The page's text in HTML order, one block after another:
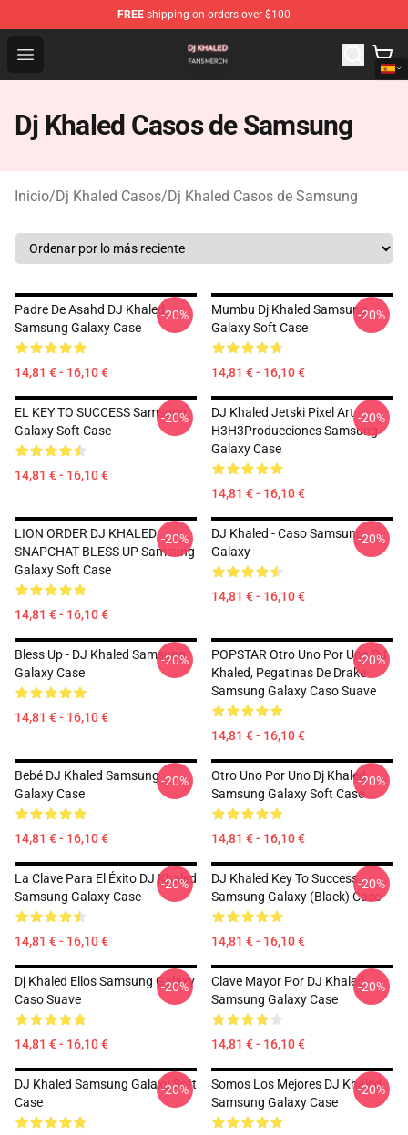
FREE shipping on orders over $100
Open menu
Dj Khaled Shop - Official Dj Khaled Merchandise Store
Dj Khaled Casos de Samsung
Inicio/Dj Khaled Casos/Dj Khaled Casos de Samsung
Padre De Asahd DJ Khaled
Samsung Galaxy Case
14,81 € - 16,10 €
-20%
Mumbu Dj Khaled Samsung
Galaxy Soft Case
14,81 € - 16,10 €
-20%
EL KEY TO SUCCESS Samsung
Galaxy Soft Case
14,81 € - 16,10 €
-20%
DJ Khaled Jetski Pixel Art
H3H3Producciones Samsung
Galaxy Case
14,81 € - 16,10 €
-20%
LION ORDER DJ KHALED
SNAPCHAT BLESS UP Samsung
Galaxy Soft Case
14,81 € - 16,10 €
-20%
DJ Khaled - Caso Samsung
Galaxy
14,81 € - 16,10 €
-20%
Bless Up - DJ Khaled Samsung
Galaxy Case
14,81 € - 16,10 €
-20%
POPSTAR Otro Uno Por Uno DJ
Khaled, Pegatinas De Drake
Samsung Galaxy Caso Suave
14,81 € - 16,10 €
-20%
Bebé DJ Khaled Samsung
Galaxy Case
14,81 € - 16,10 €
-20%
Otro Uno Por Uno Dj Khaled
Samsung Galaxy Soft Case
14,81 € - 16,10 €
-20%
La Clave Para El Éxito DJ Khaled
Samsung Galaxy Case
14,81 € - 16,10 €
-20%
DJ Khaled Key To Success
Samsung Galaxy (Black) Case
14,81 € - 16,10 €
-20%
Dj Khaled Ellos Samsung Galaxy
Caso Suave
14,81 € - 16,10 €
-20%
Clave Mayor Por DJ Khaled
Samsung Galaxy Case
14,81 € - 16,10 €
-20%
DJ Khaled Samsung Galaxy Soft
Case
-20%
Somos Los Mejores DJ Khaled
Samsung Galaxy Case
-20%